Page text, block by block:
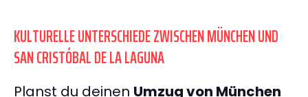
KULTURELLE UNTERSCHIEDE ZWISCHEN MÜNCHEN UND
SAN CRISTÓBAL DE LA LAGUNA
Planst du deinen Umzug von München